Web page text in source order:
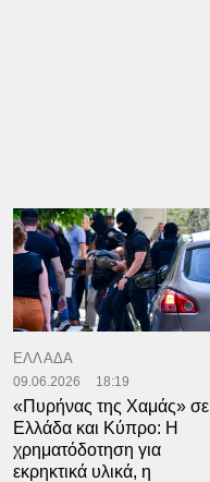
ΕΛΛΑΔΑ
09.06.2026 18:19
«Πυρήνας της Χαμάς» σε
Ελλάδα και Κύπρο: Η
χρηματόδοτηση για
εκρηκτικά υλικά, η